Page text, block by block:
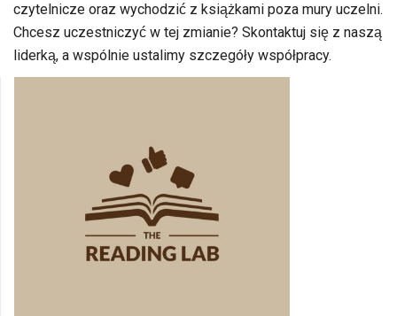
czytelnicze oraz wychodzić z książkami poza mury uczelni.
Chcesz uczestniczyć w tej zmianie? Skontaktuj się z naszą
liderką, a wspólnie ustalimy szczegóły współpracy.